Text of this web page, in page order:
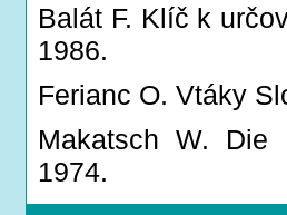
Balát F. Klíč k
1986.
Ferianc O. Vtáky
Makatsch W. Die
1974.